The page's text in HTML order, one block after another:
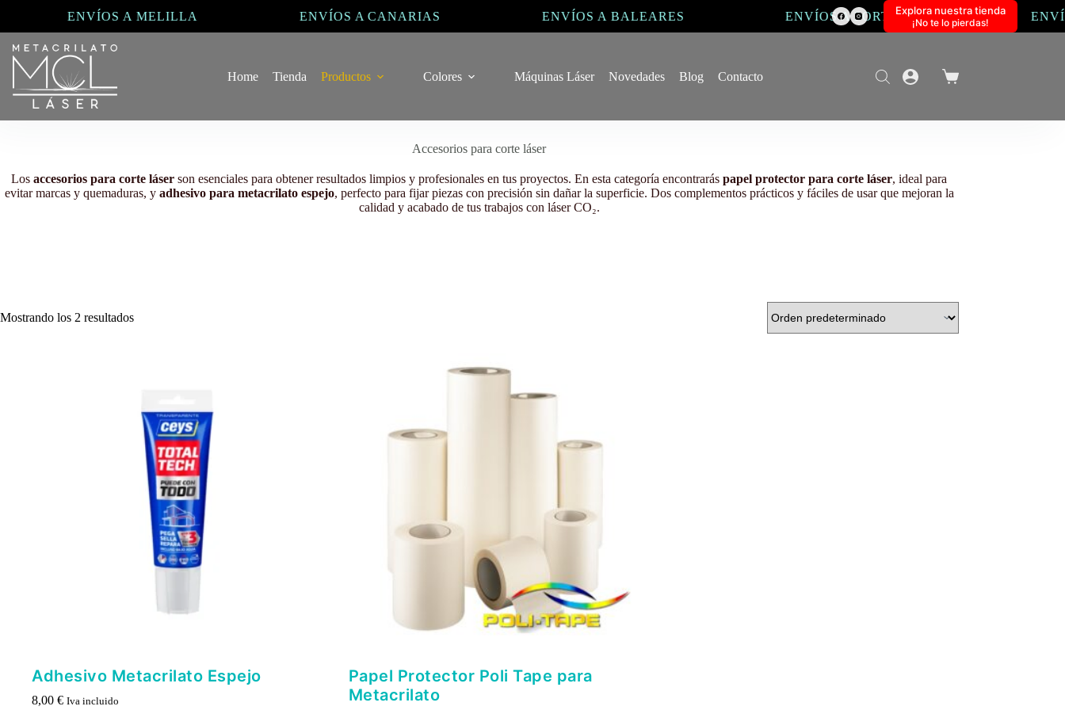
contenido
ENVÍOS A MELILLA ENVÍOS A CANARIAS ENVÍOS A BALEARES ENVÍOS A PORTUGALExplora nuestra tienda
¡No te lo pierdas!
Home Tienda Productos Colores Máquinas Láser Novedades Blog Contacto
Carro
Accesorios para corte láser
Losaccesorios para corte láser son esenciales para obtener resultados limpios y profesionales en tus proyectos. En esta categoría encontraráspapel protector para corte láser, ideal para
evitar marcas y quemaduras, y adhesivo para metacrilato espejo, perfecto para fijar piezas con precisión sin dañar la superficie. Dos complementos prácticos y fáciles de usar que mejoran la
calidad y acabado de tus trabajos con láser CO₂.
Mostrando los 2 resultados
Adhesivo Metacrilato Espejo
8,00 € Iva incluido
Papel Protector Poli Tape para
Metacrilato